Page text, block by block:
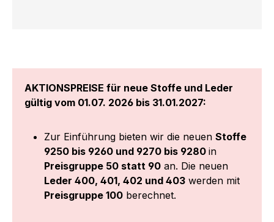
AKTIONSPREISE für neue Stoffe und Leder
gültig vom 01.07. 2026 bis 31.01.2027:
Zur Einführung bieten wir die neuen Stoffe
9250 bis 9260 und 9270 bis 9280 in
Preisgruppe 50 statt 90 an. Die neuen
Leder 400, 401, 402 und 403 werden mit
Preisgruppe 100 berechnet.